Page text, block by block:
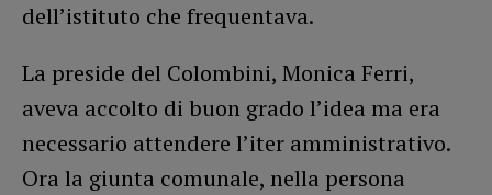
dell’istituto che frequentava.
La preside del Colombini, Monica Ferri,
aveva accolto di buon grado l’idea ma era
necessario attendere l’iter amministrativo.
Ora la giunta comunale, nella persona